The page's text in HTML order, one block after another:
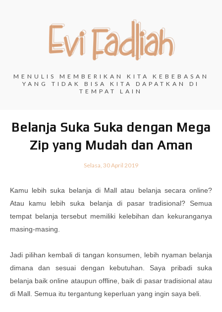
MENULIS MEMBERIKAN KITA KEBEBASAN
YANG TIDAK BISA KITA DAPATKAN DI
TEMPAT LAIN
Belanja Suka Suka dengan Mega
Zip yang Mudah dan Aman
Selasa, 30 April 2019
Kamu lebih suka belanja di Mall atau belanja secara online?
Atau kamu lebih suka belanja di pasar tradisional? Semua
tempat belanja tersebut memiliki kelebihan dan kekuranganya
masing-masing.
Jadi pilihan kembali di tangan konsumen, lebih nyaman belanja
dimana dan sesuai dengan kebutuhan. Saya pribadi suka
belanja baik online ataupun offline, baik di pasar tradisional atau
di Mall. Semua itu tergantung keperluan yang ingin saya beli.